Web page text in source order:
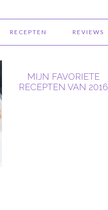
RECEPTEN REVIEWS
MIJN FAVORIETE
RECEPTEN VAN 2016